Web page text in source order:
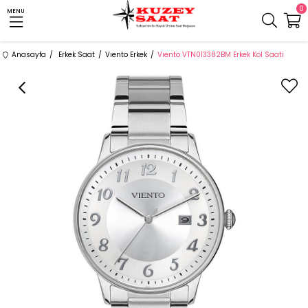
MENU 0
Anasayfa Erkek Saat Vıento Erkek Vıento VTN013382BM Erkek Kol Saati